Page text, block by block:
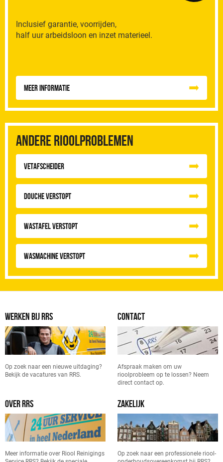
Inclusief garantie, voorrijden,
half uur arbeidsloon en inzet materieel.
Meer informatie
Andere rioolproblemen
vetafscheider
Douche Verstopt
Wastafel Verstopt
Wasmachine verstopt
WERKEN BIJ RRS
Op zoek naar een nieuwe uitdaging?
Bekijk de vacatures van RRS.
CONTACT
Afspraak maken om uw
rioolprobleem op te lossen? Neem
direct contact op.
OVER RRS
Meer informatie over Riool Reinigings
ZAKELIJK
Op zoek naar een professionele riool-